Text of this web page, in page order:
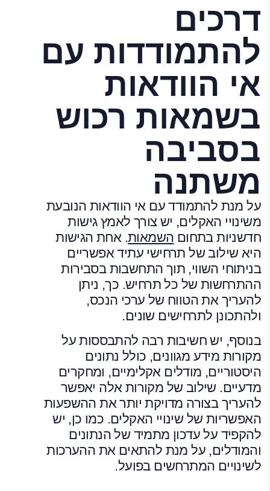
דרכים
להתמודדות עם
אי הוודאות
בשמאות רכוש
בסביבה
משתנה
על מנת להתמודד עם אי הוודאות הנובעת
משינויי האקלים, יש צורך לאמץ גישות
חדשניות בתחום השמאות. אחת הגישות
היא שילוב של תרחישי עתיד אפשריים
בניתוחי השווי, תוך התחשבות בסבירות
ההתרחשות של כל תרחיש. כך, ניתן
להעריך את הטווח של ערכי הנכס,
ולהתכונן לתרחישים שונים.
בנוסף, יש חשיבות רבה להתבססות על
מקורות מידע מגוונים, כולל נתונים
היסטוריים, מודלים אקלימיים, ומחקרים
מדעיים. שילוב של מקורות אלה יאפשר
להעריך בצורה מדויקת יותר את ההשפעות
האפשריות של שינויי האקלים. כמו כן, יש
להקפיד על עדכון מתמיד של הנתונים
והמודלים, על מנת להתאים את ההערכות
לשינויים המתרחשים בפועל.